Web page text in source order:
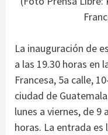
La inauguración de
a las 19.30 horas en
Francesa, 5a calle,
ciudad de
lunes a viernes, de 9
horas. La entrada